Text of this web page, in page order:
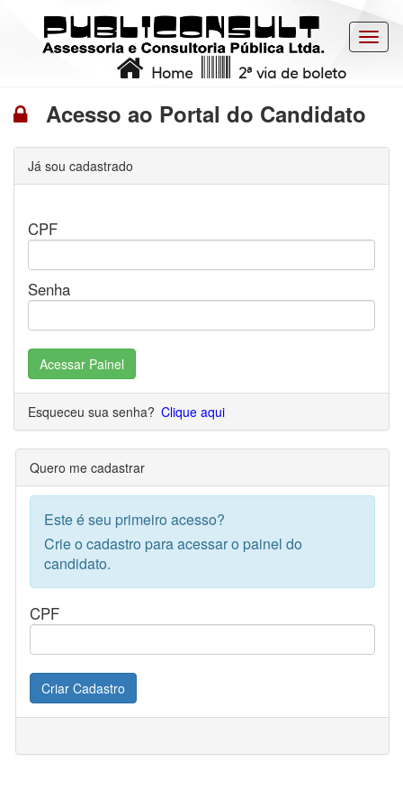
2ª via de boleto
Home
Acesso ao Portal do Candidato
Já sou cadastrado
CPF
Senha
Acessar Painel
Esqueceu sua senha? Clique aqui
Quero me cadastrar
Este é seu primeiro acesso?
Crie o cadastro para acessar o painel do
candidato.
CPF
Criar Cadastro